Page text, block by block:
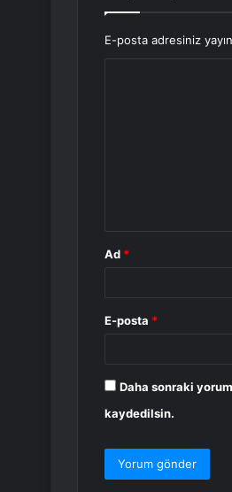
E-posta adresiniz
Ad *
E-posta *
Daha sonraki
kaydedilsin.